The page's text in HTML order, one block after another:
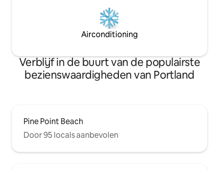
Airconditioning
Verblijf in de buurt van de populairste
bezienswaardigheden van Portland
Pine Point Beach
Door 95 locals aanbevolen